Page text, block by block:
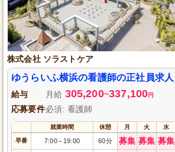
株式会社 ソラストケア
ゆうらいふ横浜の看護師の正社員求人
給与 月給 305,200~337,100円
応募要件必須: 看護師
就業時間 休憩 月 火 水
早番 7:00～ 19:00 60分 募集 募集 募集